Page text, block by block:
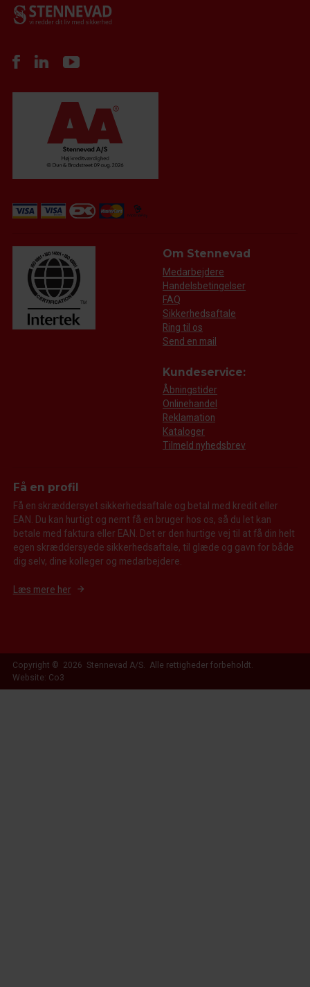
Om Stennevad
Medarbejdere
Handelsbetingelser
FAQ
Sikkerhedsaftale
Ring til os
Send en mail
Kundeservice:
Åbningstider
Onlinehandel
Reklamation
Kataloger
Tilmeld nyhedsbrev
Få en profil
Få en skræddersyet sikkerhedsaftale og betal med kredit eller
EAN. Du kan hurtigt og nemt få en bruger hos os, så du let kan
betale med faktura eller EAN. Det er den hurtige vej til at få din helt
egen skræddersyede sikkerhedsaftale, til glæde og gavn for både
dig selv, dine kolleger og medarbejdere.
Læs mere her
Copyright © 2026 Stennevad A/S. Alle rettigheder forbeholdt.
Website: Co3